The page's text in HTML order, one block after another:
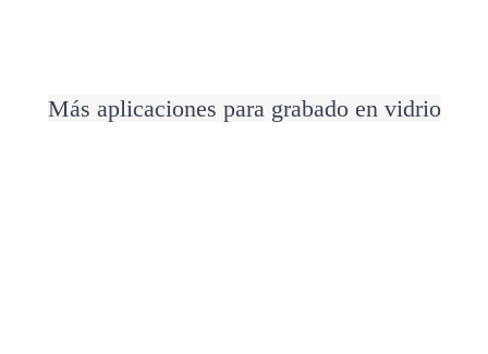
Más aplicaciones para grabado en vidrio